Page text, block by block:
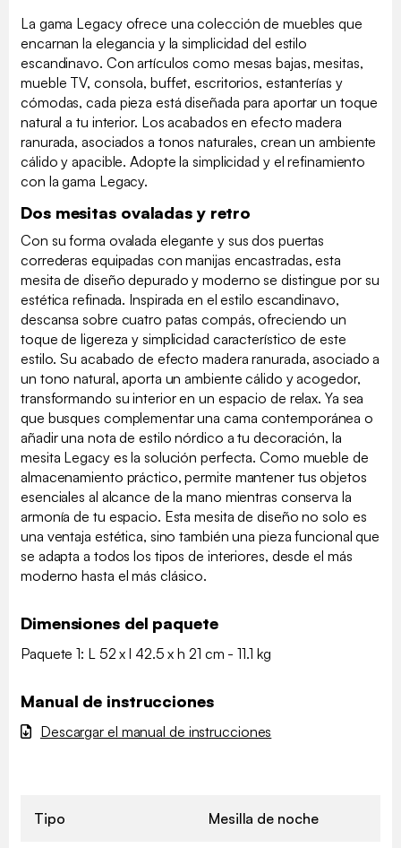
La gama Legacy ofrece una colección de muebles que
encarnan la elegancia y la simplicidad del estilo
escandinavo. Con artículos como mesas bajas, mesitas,
mueble TV, consola, buffet, escritorios, estanterías y
cómodas, cada pieza está diseñada para aportar un toque
natural a tu interior. Los acabados en efecto madera
ranurada, asociados a tonos naturales, crean un ambiente
cálido y apacible. Adopte la simplicidad y el refinamiento
con la gama Legacy.
Dos mesitas ovaladas y retro
Con su forma ovalada elegante y sus dos puertas
correderas equipadas con manijas encastradas, esta
mesita de diseño depurado y moderno se distingue por su
estética refinada. Inspirada en el estilo escandinavo,
descansa sobre cuatro patas compás, ofreciendo un
toque de ligereza y simplicidad característico de este
estilo. Su acabado de efecto madera ranurada, asociado a
un tono natural, aporta un ambiente cálido y acogedor,
transformando su interior en un espacio de relax. Ya sea
que busques complementar una cama contemporánea o
añadir una nota de estilo nórdico a tu decoración, la
mesita Legacy es la solución perfecta. Como mueble de
almacenamiento práctico, permite mantener tus objetos
esenciales al alcance de la mano mientras conserva la
armonía de tu espacio. Esta mesita de diseño no solo es
una ventaja estética, sino también una pieza funcional que
se adapta a todos los tipos de interiores, desde el más
moderno hasta el más clásico.
Dimensiones del paquete
Paquete 1: L 52 x l 42.5 x h 21 cm - 11.1 kg
Manual de instrucciones
Descargar el manual de instrucciones
Tipo Mesilla de noche